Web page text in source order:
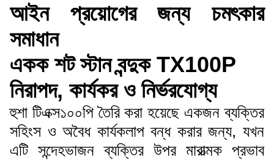
আইন প্রয়োগের জন্য চমৎকার
সমাধান
একক শট স্টান বন্দুক TX100P
নিরাপদ, কার্যকর ও নির্ভরযোগ্য
হুশা টিএক্স১০০পি তৈরি করা হয়েছে একজন ব্যক্তির
সহিংস ও অবৈধ কার্যকলাপ বন্ধ করার জন্য, যখন
এটি সন্দেহভাজন ব্যক্তির উপর মারাত্মক প্রভাব